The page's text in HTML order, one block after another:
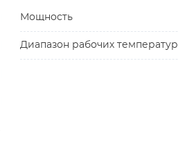
Мощность
Диапазон рабочих температур